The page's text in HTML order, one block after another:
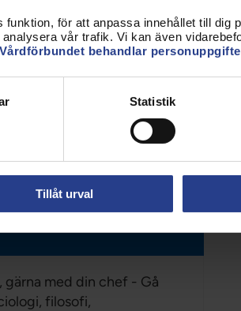
för att anpassa innehållet till dig
vår trafik. Vi kan även
behandlar
Statistik
Tillåt urval
dig på att leda vården och
lyft frågan till din närmaste
Nyholm.
och medarbetare. Det är
som gör att
gärna med din chef - Gå
filosofi,